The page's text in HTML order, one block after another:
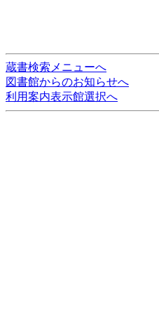
蔵書検索メニューへ
図書館からのお知らせへ
利用案内表示館選択へ